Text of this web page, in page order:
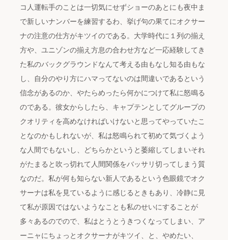
コ人運転手のことは一切気にせずショーのあとにも夜中ま
で新しいナンバーを練習するわ、挙げ句の果てにオクサー
ナの注意の仕方がキツイのである。大学時代に１列の揃え
方や、ユニゾンの揃え方息の合わせ方など一応経験してき
た私のバックグラウンドなんて考える由もなし知る由もな
し、自分のやり方にハマってないのは間違いであるという
信念があるのか、やたらめったら何かにつけて私に怒鳴る
のである。彼女からしたら、キャプテンとしてグループの
クオリティを高めなければいけないと思ってやっていたこ
となのかもしれないが、私は怒鳴られて初めて気づくよう
な人間でもないし、どちらかというと萎縮してしまいそれ
がたまると吹っ切れて人間関係をバッサリ切ってしまう質
なのだ。私が何も知らない新人であるという色眼鏡でオク
サーナは私を見ているように感じるときもあり、冷静に見
て私が原因ではないようなことも私のせいにすることが
多々あるのでので、私はとうとうきつくなってしまい、ア
ーニャにちょっとオクサーナがキツイ、と、やめたい、